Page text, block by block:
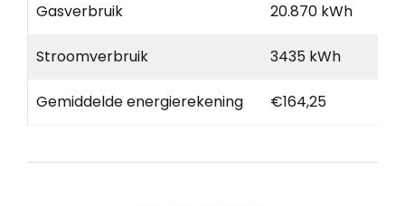
Gasverbruik 20.870 kWh
Stroomverbruik 3435 kWh
Gemiddelde energierekening €164,25